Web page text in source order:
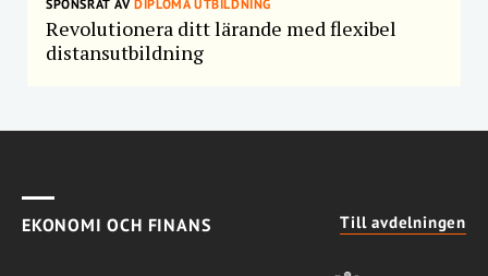
SPONSRAT AVDIPLOMA UTBILDNING
Revolutionera ditt lärande med flexibel
distansutbildning
EKONOMI OCH FINANS Till avdelningen